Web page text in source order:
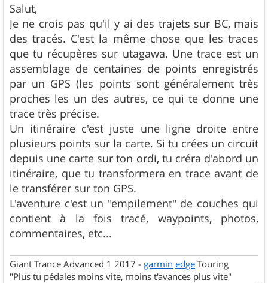
s
s
a
g
e
Salut,
Je ne crois pas qu'il y ai des trajets sur BC, mais
des tracés. C'est la même chose que les traces
que tu récupères sur utagawa. Une trace est un
assemblage de centaines de points enregistrés
par un GPS (les points sont généralement très
proches les un des autres, ce qui te donne une
trace très précise.
Un itinéraire c'est juste une ligne droite entre
plusieurs points sur la carte. Si tu crées un circuit
depuis une carte sur ton ordi, tu créra d'abord un
itinéraire, que tu transformera en trace avant de
le transférer sur ton GPS.
L'aventure c'est un "empilement" de couches qui
contient à la fois tracé, waypoints, photos,
commentaires, etc...
Giant Trance Advanced 1 2017 - garmin edge Touring
"Plus tu pédales moins vite, moins t'avances plus vite"